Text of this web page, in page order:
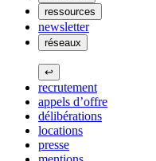
ressources
newsletter
réseaux
↩
recrutement
appels d’offre
délibérations
locations
presse